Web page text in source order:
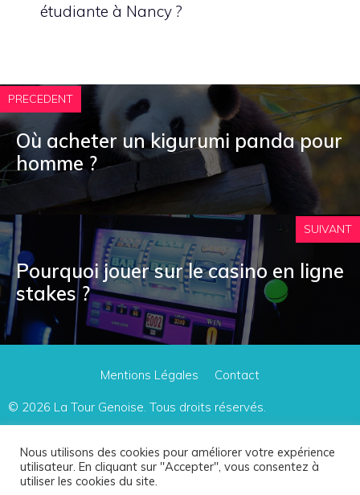
étudiante à Nancy ?
PRECEDENT
Où acheter un kigurumi panda pour
homme ?
SUIVANT
Pourquoi jouer sur le casino en ligne
stakes ?
Mentions Légales Contact
© 2026 La Tour Genoise. Tous droits réservés.
Le site participe à plusieurs programmes d'affiliation, dont le Programme Partenaires
d'Amazon Europe.
Ces programmes offrent une petite commission au webmaster lorsqu'une vente est
Nous utilisons des cookies pour améliorer votre expérience
utilisateur. En cliquant sur "Accepter", vous consentez à
utiliser les cookies du site.